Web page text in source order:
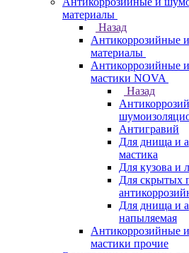
материалы
Назад
Антикоррозийные
материалы
Антикоррозийные
мастики NOVA
Назад
Антигравий
Для днища и
мастика
Для кузова и
Для скрытых
Для днища и
напыляемая
Антикоррозийные
мастики прочие